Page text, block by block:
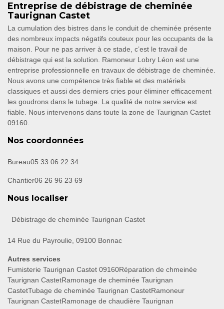
Entreprise de débistrage de cheminée
Taurignan Castet
La cumulation des bistres dans le conduit de cheminée présente
des nombreux impacts négatifs couteux pour les occupants de la
maison. Pour ne pas arriver à ce stade, c’est le travail de
débistrage qui est la solution. Ramoneur Lobry Léon est une
entreprise professionnelle en travaux de débistrage de cheminée.
Nous avons une compétence très fiable et des matériels
classiques et aussi des derniers cries pour éliminer efficacement
les goudrons dans le tubage. La qualité de notre service est
fiable. Nous intervenons dans toute la zone de Taurignan Castet
09160.
Nos coordonnées
Bureau05 33 06 22 34
Chantier06 26 96 23 69
Nous localiser
Débistrage de cheminée Taurignan Castet
14 Rue du Payroulie, 09100 Bonnac
Autres services
Fumisterie Taurignan Castet 09160Réparation de chmeinée
Taurignan CastetRamonage de cheminée Taurignan
CastetTubage de cheminée Taurignan CastetRamoneur
Taurignan CastetRamonage de chaudière Taurignan